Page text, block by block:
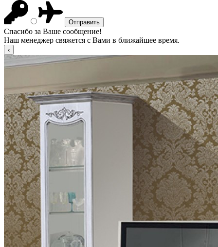
Спасибо за Ваше сообщение!
Наш менеджер свяжется с Вами в ближайшее время.